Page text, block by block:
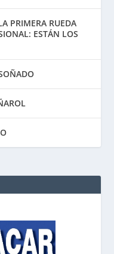
PRIMERA RUEDA
ESTÁN LOS